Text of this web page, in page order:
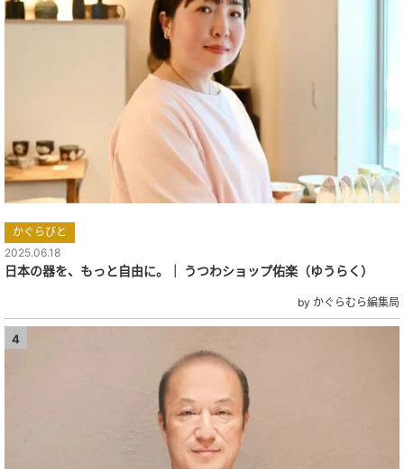
かぐらびと
2025.06.18
日本の器を、もっと自由に。｜ うつわショップ佑楽（ゆうらく）
by かぐらむら編集局
4